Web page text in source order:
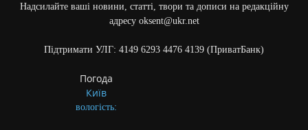
Надсилайте ваші новини, статті, твори та дописи на редакційну
адресу oksent@ukr.net
Підтримати УЛГ: 4149 6293 4476 4139 (ПриватБанк)
Погода
Київ
вологість: